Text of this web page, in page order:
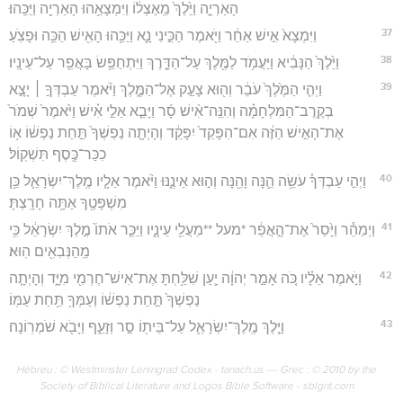
הָאַרְיֵ֑ה וַיֵּ֙לֶךְ֙ מֵֽאֶצְל֔וֹ וַיִּמְצָאֵ֥הוּ הָאַרְיֵ֖ה וַיַּכֵּֽהוּ׃
37 וַיִּמְצָא֙ אִ֣ישׁ אַחֵ֔ר וַיֹּ֖אמֶר הַכֵּ֣ינִי נָ֑א וַיַּכֵּ֥הוּ הָאִ֖ישׁ הַכֵּ֥ה וּפָצֹֽעַ׃
38 וַיֵּ֙לֶךְ֙ הַנָּבִ֔יא וַיַּעֲמֹ֥ד לַמֶּ֖לֶךְ עַל־הַדָּ֑רֶךְ וַיִּתְחַפֵּ֥שׂ בָּאֲפֵ֖ר עַל־עֵינָֽיו׃
39
וַיְהִ֤י הַמֶּ֙לֶךְ֙ עֹבֵ֔ר וְה֖וּא צָעַ֣ק אֶל־הַמֶּ֑לֶךְ וַיֹּ֜אמֶר עַבְדְּךָ֣ ׀ יָצָ֣א
בְקֶֽרֶב־הַמִּלְחָמָ֗ה וְהִנֵּֽה־אִ֨ישׁ סָ֜ר וַיָּבֵ֧א אֵלַ֣י אִ֗ישׁ וַיֹּ֙אמֶר֙ שְׁמֹר֙
אֶת־הָאִ֣ישׁ הַזֶּ֔ה אִם־הִפָּקֵד֙ יִפָּקֵ֔ד וְהָיְתָ֤ה נַפְשְׁךָ֙ תַּ֣חַת נַפְשׁ֔וֹ א֥וֹ
כִכַּר־כֶּ֖סֶף תִּשְׁקֽוֹל׃
40
וַיְהִ֣י עַבְדְּךָ֗ עֹשֵׂ֥ה הֵ֛נָּה וָהֵ֖נָּה וְה֣וּא אֵינֶ֑נּוּ וַיֹּ֨אמֶר אֵלָ֧יו מֶֽלֶךְ־יִשְׂרָאֵ֛ל כֵּ֥ן
מִשְׁפָּטֶ֖ךָ אַתָּ֥ה חָרָֽצְתָּ׃
41
וַיְמַהֵ֕ר וַיָּ֙סַר֙ אֶת־הָ֣אֲפֵ֔ר *מעל **מֵעֲלֵ֖י עֵינָ֑יו וַיַּכֵּ֤ר אֹתוֹ֙ מֶ֣לֶךְ יִשְׂרָאֵ֔ל כִּ֥י
מֵֽהַנְּבִאִ֖ים הֽוּא׃
42
וַיֹּ֣אמֶר אֵלָ֗יו כֹּ֚ה אָמַ֣ר יְהוָ֔ה יַ֛עַן שִׁלַּ֥חְתָּ אֶת־אִישׁ־חֶרְמִ֖י מִיָּ֑ד וְהָיְתָ֤ה
נַפְשְׁךָ֙ תַּ֣חַת נַפְשׁ֔וֹ וְעַמְּךָ֖ תַּ֥חַת עַמּֽוֹ׃
43 וַיֵּ֧לֶךְ מֶֽלֶךְ־יִשְׂרָאֵ֛ל עַל־בֵּית֖וֹ סַ֣ר וְזָעֵ֑ף וַיָּבֹ֖א שֹׁמְרֽוֹנָה׃
Hébreu : © Westminster Leningrad Codex - tanach.us --- Grec : © 2010 by the
Society of Biblical Literature and Logos Bible Software - sblgnt.com